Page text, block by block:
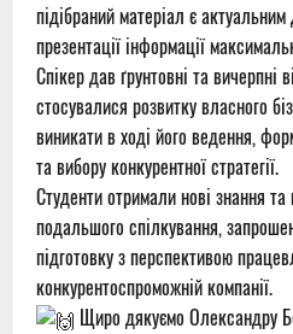
підібраний матеріал є
презентації інформації
Спікер дав ґрунтовні та вичерпні
стосувалися розвитку власного
виникати в ході його ведення,
та вибору конкурентної стратегії.
Студенти отримали нові знання
подальшого спілкування,
підготовку з перспективою
конкурентоспроможній компанії.
Щиро дякуємо Олександру